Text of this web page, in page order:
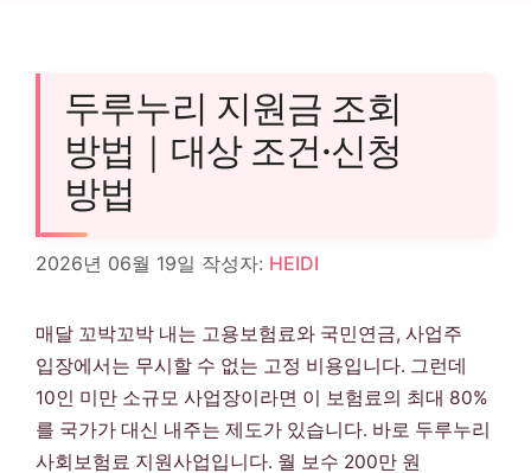
두루누리 지원금 조회
방법｜대상 조건·신청
방법
2026년 06월 19일 작성자: HEIDI
매달 꼬박꼬박 내는 고용보험료와 국민연금, 사업주
입장에서는 무시할 수 없는 고정 비용입니다. 그런데
10인 미만 소규모 사업장이라면 이 보험료의 최대 80%
를 국가가 대신 내주는 제도가 있습니다. 바로 두루누리
사회보험료 지원사업입니다. 월 보수 200만 원